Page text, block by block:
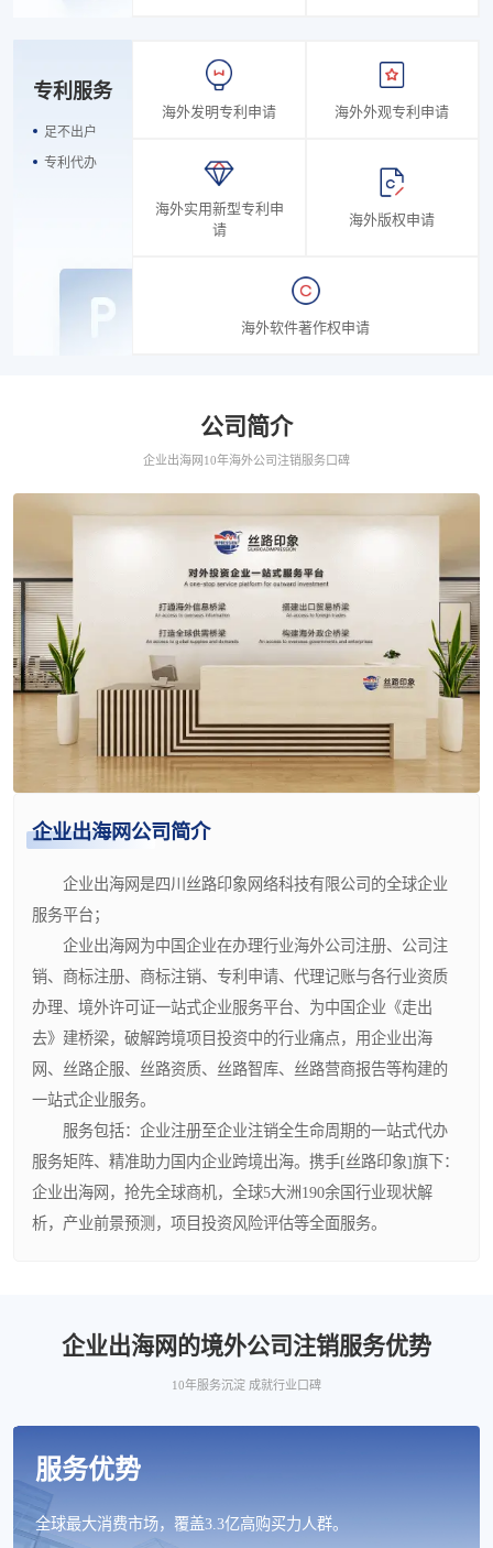
专利服务
足不出户
专利代办
海外发明专利申请 海外外观专利申请
海外实用新型专利申
请
海外版权申请
海外软件著作权申请
公司简介
企业出海网10年海外公司注销服务口碑
企业出海网公司简介
企业出海网是四川丝路印象网络科技有限公司的全球企业
服务平台；
企业出海网为中国企业在办理行业海外公司注册、公司注
销、商标注册、商标注销、专利申请、代理记账与各行业资质
办理、境外许可证一站式企业服务平台、为中国企业《走出
去》建桥梁，破解跨境项目投资中的行业痛点，用企业出海
网、丝路企服、丝路资质、丝路智库、丝路营商报告等构建的
一站式企业服务。
服务包括：企业注册至企业注销全生命周期的一站式代办
服务矩阵、精准助力国内企业跨境出海。携手[丝路印象]旗下：
企业出海网，抢先全球商机，全球5大洲190余国行业现状解
析，产业前景预测，项目投资风险评估等全面服务。
企业出海网的境外公司注销服务优势
10年服务沉淀 成就行业口碑
服务优势
全球最大消费市场，覆盖3.3亿高购买力人群。